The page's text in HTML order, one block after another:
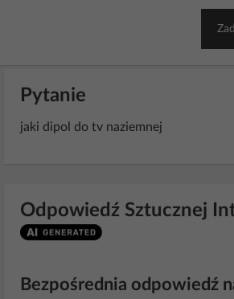
Pytanie
jaki dipol do tv naziemnej
Odpowiedź Sztucznej
Bezpośrednia odpowiedź